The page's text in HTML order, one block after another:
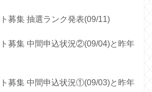
募集 抽選ランク発表(09/11)
募集 中間申込状況②(09/04)と昨年
募集 中間申込状況①(09/03)と昨年